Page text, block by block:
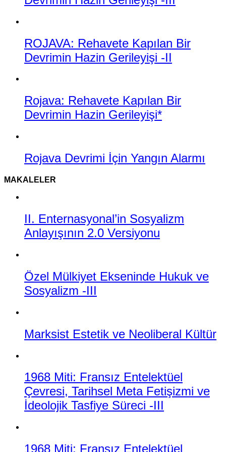
ROJAVA: Rehavete Kapılan Bir
Devrimin Hazin Gerileyişi -II
Rojava: Rehavete Kapılan Bir
Devrimin Hazin Gerileyişi*
Rojava Devrimi İçin Yangın Alarmı
MAKALELER
II. Enternasyonal’in Sosyalizm
Anlayışının 2.0 Versiyonu
Özel Mülkiyet Ekseninde Hukuk ve
Sosyalizm -III
Marksist Estetik ve Neoliberal Kültür
1968 Miti: Fransız Entelektüel
Çevresi, Tarihsel Meta Fetişizmi ve
İdeolojik Tasfiye Süreci -III
1968 Miti: Fransız Entelektüel